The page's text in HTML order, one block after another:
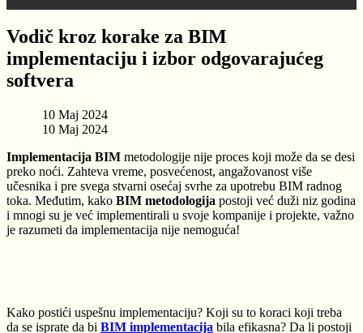
Vodič kroz korake za BIM
implementaciju i izbor odgovarajućeg
softvera
10 Maj 2024
10 Maj 2024
Implementacija BIM metodologije nije proces koji može da se desi
preko noći. Zahteva vreme, posvećenost, angažovanost više
učesnika i pre svega stvarni osećaj svrhe za upotrebu BIM radnog
toka. Međutim, kako BIM metodologija postoji već duži niz godina
i mnogi su je već implementirali u svoje kompanije i projekte, važno
je razumeti da implementacija nije nemoguća!
Kako postići uspešnu implementaciju? Koji su to koraci koji treba
da se isprate da bi BIM implementacija bila efikasna? Da li postoji